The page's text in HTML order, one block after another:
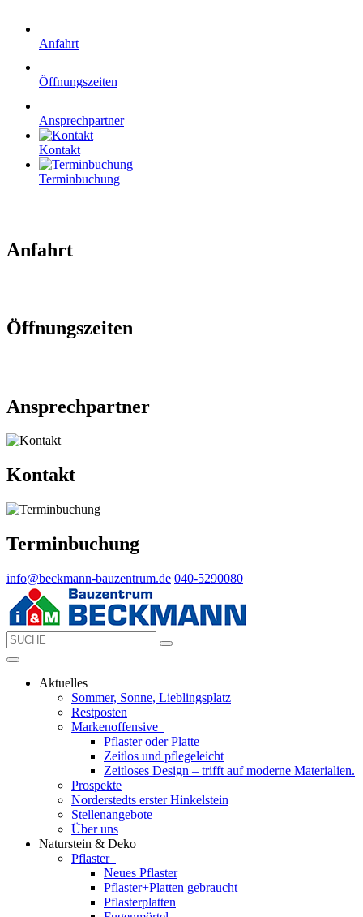
Anfahrt
Öffnungszeiten
Ansprechpartner
Kontakt
Terminbuchung
Anfahrt
Öffnungszeiten
Ansprechpartner
Kontakt
Terminbuchung
info@beckmann-bauzentrum.de 040-5290080
Aktuelles
Sommer, Sonne, Lieblingsplatz
Restposten
Markenoffensive
Pflaster oder Platte
Zeitlos und pflegeleicht
Zeitloses Design – trifft auf moderne Materialien.
Prospekte
Norderstedts erster Hinkelstein
Stellenangebote
Über uns
Naturstein & Deko
Pflaster
Neues Pflaster
Pflaster+Platten gebraucht
Pflasterplatten